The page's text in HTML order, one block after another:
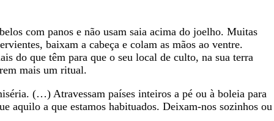
com panos e não usam saia acima do joelho. Muitas
baixam a cabeça e colam as mãos ao ventre.
do que têm para que o seu local de culto, na sua terra
mais um ritual.
(…) Atravessam países inteiros a pé ou à boleia para
aquilo a que estamos habituados. Deixam-nos sozinhos ou